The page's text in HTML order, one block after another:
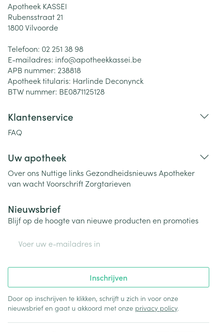
Apotheek KASSEI
Rubensstraat 21
1800Vilvoorde
Telefoon: 02 251 38 98
E-mailadres: info@apotheekkassei.be
APB nummer: 238818
Apotheek titularis: Harlinde Deconynck
BTW nummer: BE0871125128
Klantenservice
FAQ
Uw apotheek
Over ons Nuttige links Gezondheidsnieuws Apotheker
van wachtVoorschriftZorgtarieven
Nieuwsbrief
Blijf op de hoogte van nieuwe producten en promoties
Inschrijven
Door op inschrijven te klikken, schrijft u zich in voor onze
nieuwsbrief en gaat u akkoord met onze privacy policy.